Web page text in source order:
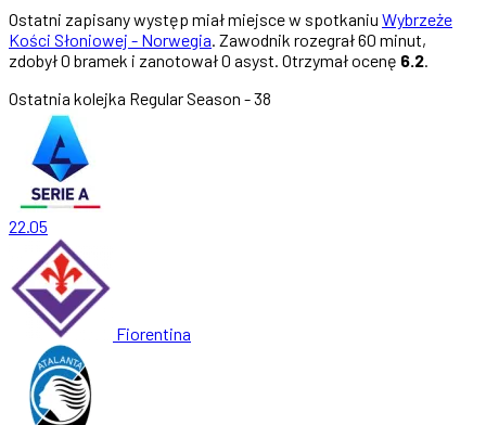
Ostatni zapisany występ miał miejsce w spotkaniu Wybrzeże
Kości Słoniowej - Norwegia . Zawodnik rozegrał 60 minut,
zdobył 0 bramek i zanotował 0 asyst. Otrzymał ocenę 6.2
Ostatnia kolejka Regular Season - 38
22.05
Fiorentina